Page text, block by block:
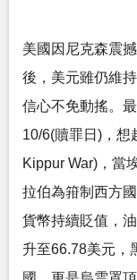
美國因尼克森震
後，美元雖仍維
信心不免動搖。
10/6(贖罪日)，想
Kippur War)，當
拉伯為箝制西方
貨幣持續貶值，
升至66.78美元，